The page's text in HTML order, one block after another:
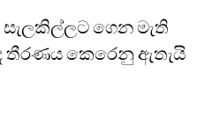
ගෙන මැති
තීරණය කෙරෙනු ඇතැයි